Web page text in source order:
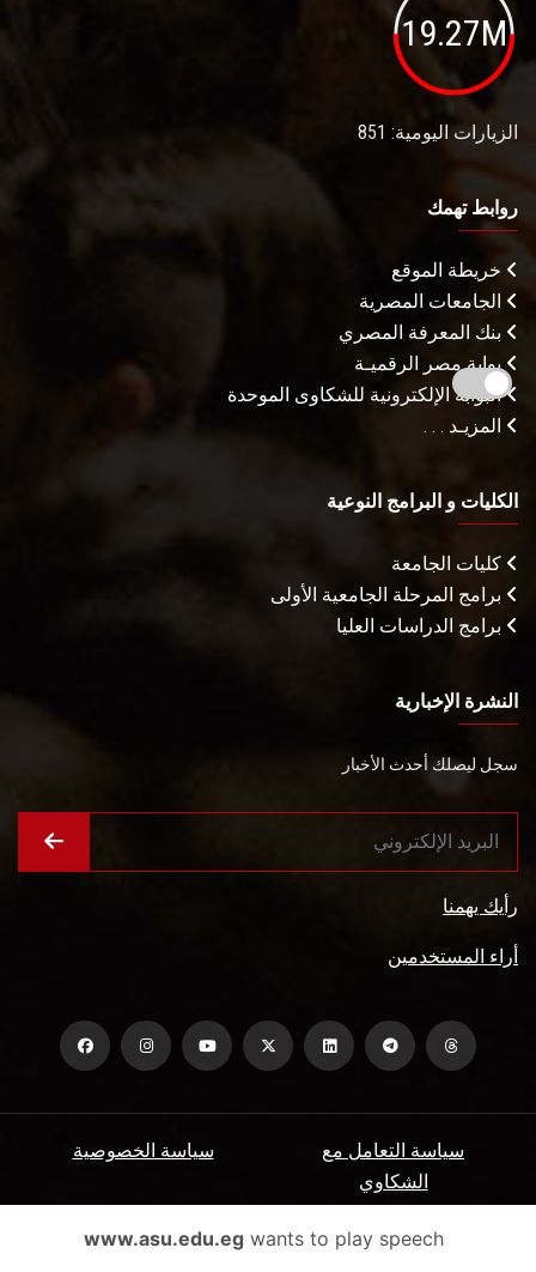
19.27M
الزيارات اليومية: 851
روابط تهمك
خريطة الموقع
الجامعات المصرية
بنك المعرفة المصري
بوابة مصر الرقميـة
البوابة الإلكترونية للشكاوى الموحدة
المزيـد . . .
الكليات و البرامج النوعية
كليات الجامعة
برامج المرحلة الجامعية الأولى
برامج الدراسات العليا
النشرة الإخبارية
سجل ليصلك أحدث الأخبار
رأيك يهمنا
أراء المستخدمين
سياسة الخصوصية
سياسة التعامل مع
الشكاوي
الأسئلة الشائعة ميثاق المتعاملين www.asu.edu.egwants to play speech